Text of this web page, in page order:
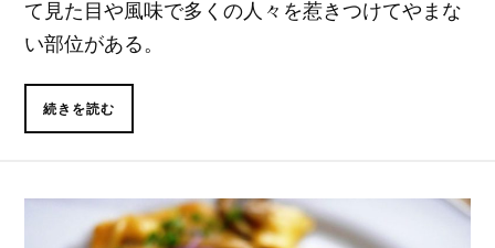
て見た目や風味で多くの人々を惹きつけてやまな
い部位がある。
続きを読む